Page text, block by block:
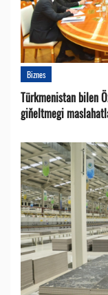
Biznes
Türkmenistan bilen
giňeltmegi